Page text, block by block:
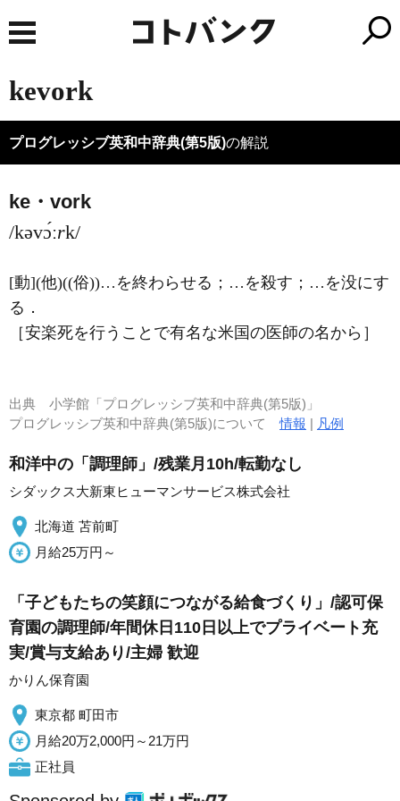
kevork
プログレッシブ英和中辞典(第5版)の解説
ke・vork
/kəvɔ́ːrk/
[動](他)((俗))…を終わらせる；…を殺す；…を没にす
る ．
［安楽死を行うことで有名な米国の医師の名から］
出典 小学館「プログレッシブ英和中辞典(第5版)」
プログレッシブ英和中辞典(第5版)について情報 | 凡例
和洋中の「調理師」/残業月10h/転勤なし
シダックス大新東ヒューマンサービス株式会社
北海道 苫前町
月給25万円～
「子どもたちの笑顔につながる給食づくり」/認可保
育園の調理師/年間休日110日以上でプライベート充
実/賞与支給あり/主婦 歓迎
かりん保育園
東京都 町田市
月給20万2,000円～21万円
正社員